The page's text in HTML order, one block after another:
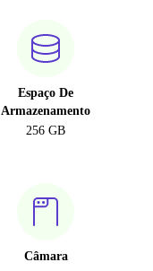
Espaço De
Armazenamento
256 GB
Câmara